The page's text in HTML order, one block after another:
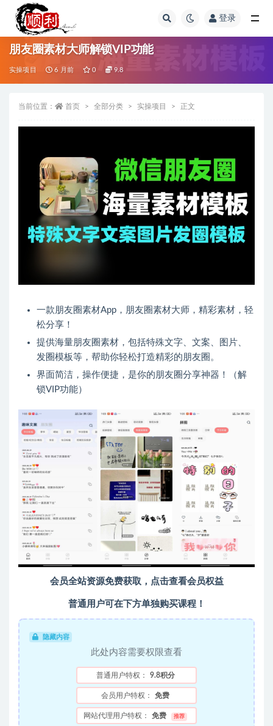
登录
朋友圈素材大师解锁VIP功能
实操项目 6 月前 0 9.8
当前位置： 首页 全部分类 实操项目 正文
一款朋友圈素材App，朋友圈素材大师，精彩素材，轻
松分享！
提供海量朋友圈素材，包括特殊文字、文案、图片、
发圈模板等，帮助你轻松打造精彩的朋友圈。
界面简洁，操作便捷，是你的朋友圈分享神器！（解
锁VIP功能）
会员全站资源免费获取，点击查看会员权益
普通用户可在下方单独购买课程！
隐藏内容
此处内容需要权限查看
普通用户特权： 9.8积分
会员用户特权： 免费
网站代理用户特权： 免费 推荐
全部